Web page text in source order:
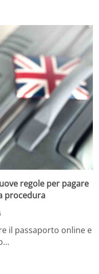
regole per pagare
procedura
il passaporto online e